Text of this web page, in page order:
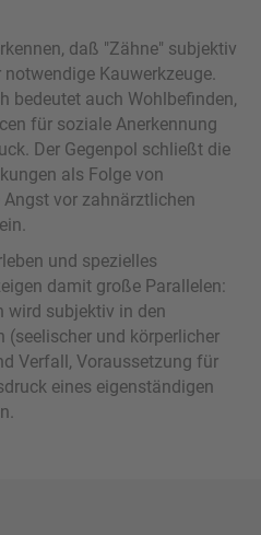
daß "Zähne" subjektiv
Kauwerkzeuge.
bedeutet auch Wohlbefinden,
für soziale Anerkennung
Der Gegenpol schließt die
als Folge von
vor zahnärztlichen
und spezielles
damit große Parallelen:
wird subjektiv in den
(seelischer und körperlicher
Verfall, Voraussetzung für
eines eigenständigen